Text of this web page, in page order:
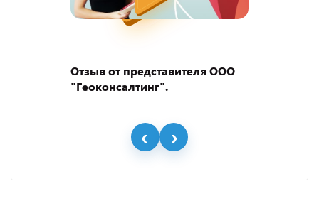
Отзыв от представителя ООО
"Геоконсалтинг".